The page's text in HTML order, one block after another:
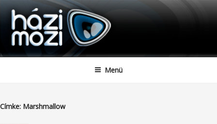
Tartalomhoz
HAZIMOZI
Menü
Címke: Marshmallow